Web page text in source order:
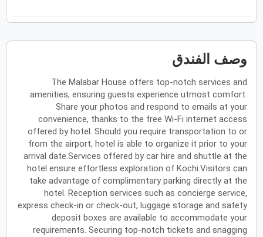
فبراير 2027
مارس 2027
حالأحد نالاثنينثالثلاثاءرالأربعاءخالخميس
جالجمعةسالسبت
أبريل 2027
ح الأحد نالاثنينثالثلاثاءرالأربعاءخالخميس
جالجمعةسالسبت
مايو 2027
وصف الفندق
The Malabar House offers top-notch services and
amenities, ensuring guests experience utmost comfort.
Share your photos and respond to emails at your
convenience, thanks to the free Wi-Fi internet access
offered by hotel. Should you require transportation to or
from the airport, hotel is able to organize it prior to your
arrival date.Services offered by car hire and shuttle at the
hotel ensure effortless exploration of Kochi.Visitors can
take advantage of complimentary parking directly at the
hotel. Reception services such as concierge service,
express check-in or check-out, luggage storage and safety
deposit boxes are available to accommodate your
requirements. Securing top-notch tickets and snagging